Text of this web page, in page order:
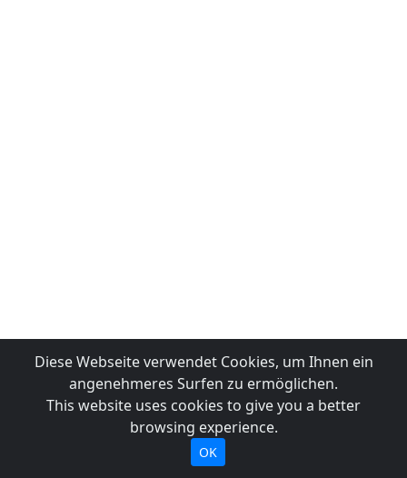
Diese Webseite verwendet Cookies, um Ihnen ein
angenehmeres Surfen zu ermöglichen.
This website uses cookies to give you a better
browsing experience.
OK